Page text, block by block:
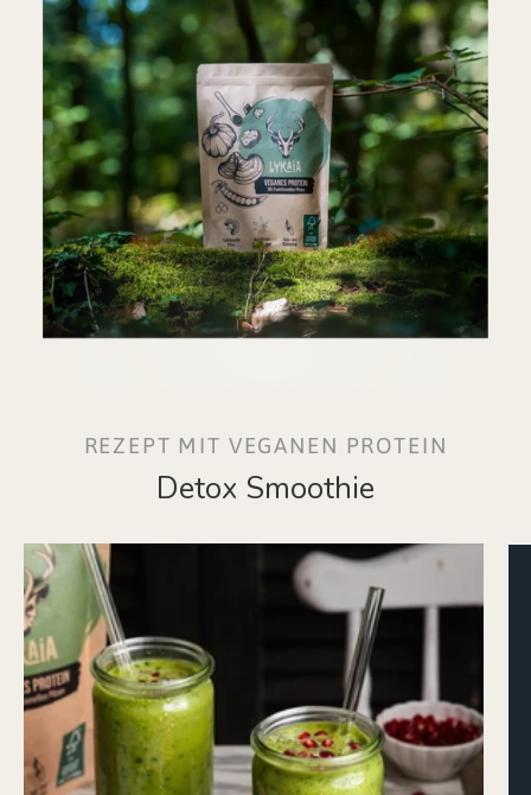
REZEPT MIT VEGANEN PROTEIN
Detox Smoothie